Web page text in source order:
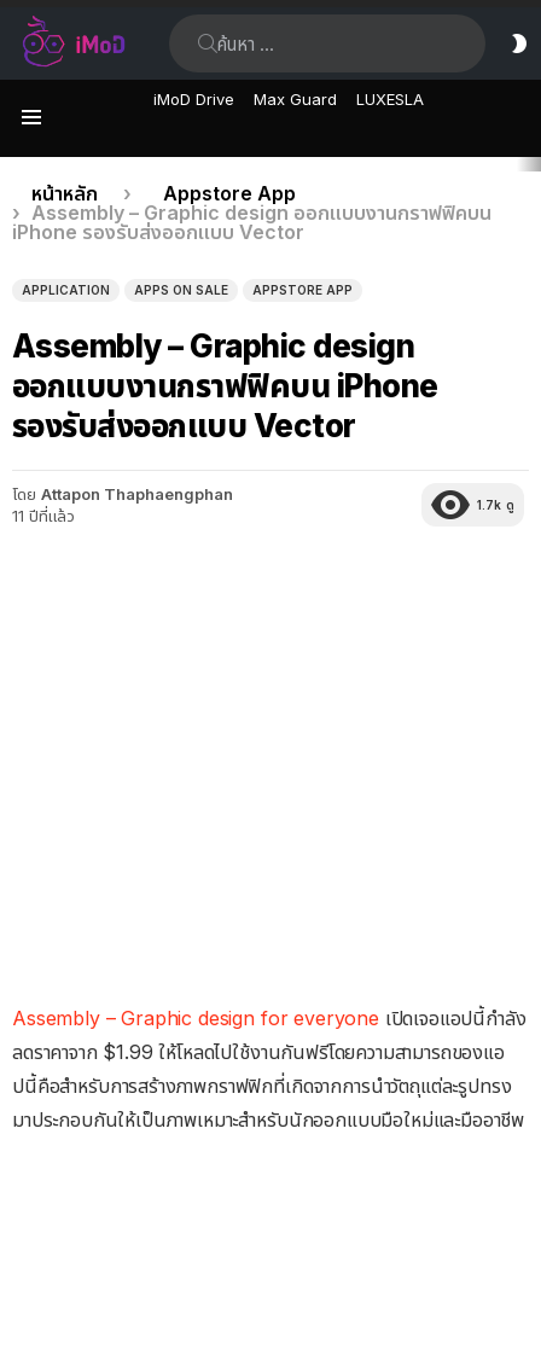
iMoD Drive Max Guard LUXESLA
เรื่อง
ล่าสุด
คุณอยู่ที่นี่:
หน้าหลัก
Appstore App
Assembly – Graphic design ออกแบบงานกราฟฟิคบน
iPhone รองรับส่งออกแบบ Vector
APPLICATION APPS ON SALE APPSTORE APP
Assembly – Graphic design
ออกแบบงานกราฟฟิคบน iPhone
รองรับส่งออกแบบ Vector
โดย Attapon Thaphaengphan
11 ปีที่แล้ว
1.7k ดู
Assembly – Graphic design for everyone เปิดเจอแอปนี้กำลัง
ลดราคาจาก $1.99 ให้โหลดไปใช้งานกันฟรีโดยความสามารถของแอ
ปนี้คือสำหรับการสร้างภาพกราฟฟิกที่เกิดจากการนำวัตถุแต่ละรูปทรง
มาประกอบกันให้เป็นภาพเหมาะสำหรับนักออกแบบมือใหม่และมืออาชีพ